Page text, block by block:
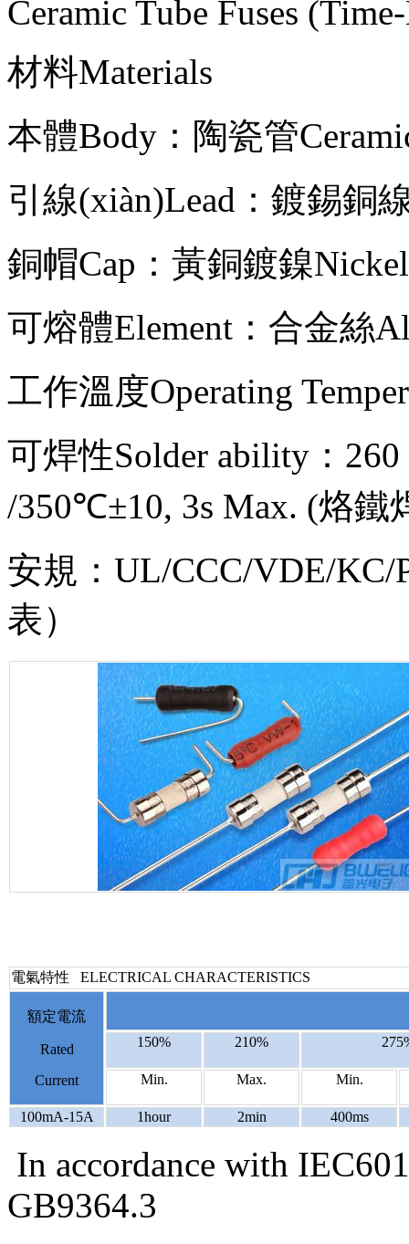
Ceramic Tube Fuses
材料Materials
本體Body：陶瓷管
引線(xiàn)Lead：鍍錫銅
銅帽Cap：黃銅鍍鎳
可熔體Element：合金絲
工作溫度Operating
可焊性Solder ability：
/350℃±10, 3s Max. (烙鐵
安規：UL/CCC/VDE/KC/
表）
電氣特性 ELECTRICAL CHARACTERISTICS
額定電流
Rated
Current
150% 210%
Min. Max. Min.
100mA-15A 1hour 2min 400ms
In accordance with
GB9364.3